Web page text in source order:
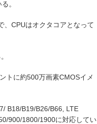
。
CPUはオクタコアとなって
トに約500万画素CMOSイメ
B18/B19/B26/B66, LTE
900/1800/1900に対応してい